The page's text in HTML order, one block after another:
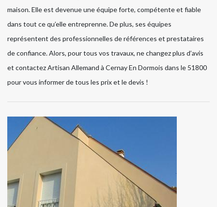
maison. Elle est devenue une équipe forte, compétente et fiable
dans tout ce qu’elle entreprenne. De plus, ses équipes
représentent des professionnelles de références et prestataires
de confiance. Alors, pour tous vos travaux, ne changez plus d’avis
et contactez Artisan Allemand à Cernay En Dormois dans le 51800
pour vous informer de tous les prix et le devis !